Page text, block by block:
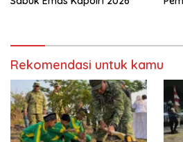
Rekomendasi untuk kamu